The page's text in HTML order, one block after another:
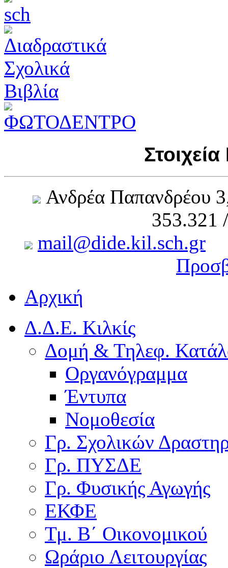
Ανδρέα Παπανδρέου
353.321
mail@dide.kil.sch.gr
Αρχική
Δ.Δ.Ε. Κιλκίς
Δομή & Τηλεφ.
Οργανόγραμμα
Έντυπα
Νομοθεσία
Γρ. Σχολικών
Γρ. ΠΥΣΔΕ
Γρ. Φυσικής Αγωγής
ΕΚΦΕ
Τμ. Β΄ Οικονομικού
Ωράριο Λειτουργίας